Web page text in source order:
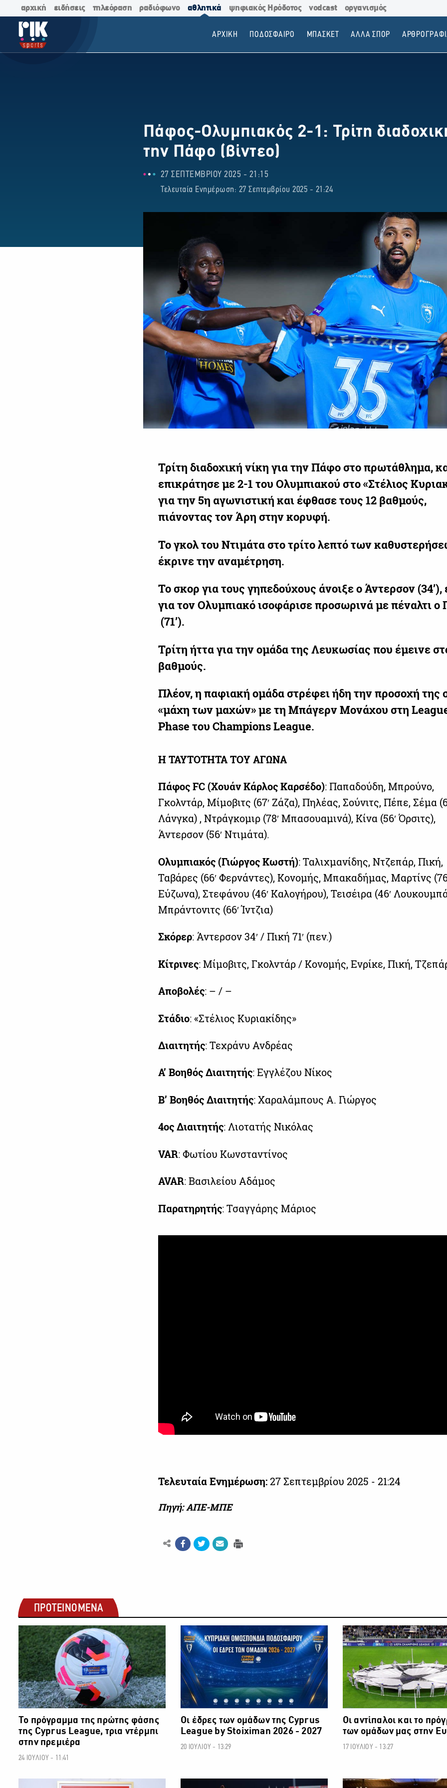
αρχική ειδήσεις τηλεόραση ραδιόφωνο αθλητικά ψηφιακός Ηρόδοτος vodcast οργανισμός
ΑΡΧΙΚΗ ΠΟΔΟΣΦΑΙΡΟ ΜΠΑΣΚΕΤ ΑΛΛΑ ΣΠΟΡ
Πάφος-Ολυμπιακός 2-1: Τρίτη
την Πάφο (βίντεο)
27 ΣΕΠΤΕΜΒΡΙΟΥ 2025 - 21:15
Τελευταία Ενημέρωση: 27 Σεπτεμβρίου 2025 - 21:24
Τρίτη διαδοχική νίκη για την Πάφο στο πρωτάθλημα,
επικράτησε με 2-1 του Ολυμπιακού στο «Στέλιος
για την 5η αγωνιστική και έφθασε τους 12 βαθμούς,
πιάνοντας τον Άρη στην κορυφή.
Το γκολ του Ντιμάτα στο τρίτο λεπτό των
έκρινε την αναμέτρηση.
Το σκορ για τους γηπεδούχους άνοιξε ο Άντερσον
για τον Ολυμπιακό ισοφάρισε προσωρινά με πέναλτι ο
(71’).
Τρίτη ήττα για την ομάδα της Λευκωσίας που έμεινε
βαθμούς.
Πλέον, η παφιακή ομάδα στρέφει ήδη την προσοχή της
«μάχη των μαχών» με τη Μπάγερν Μονάχου στη
Phase του Champions League.
Η ΤΑΥΤΟΤΗΤΑ ΤΟΥ ΑΓΩΝΑ
Πάφος FC (Χουάν Κάρλος Καρσέδο): Παπαδούδη, Μπρούνο,
Γκολντάρ, Μίμοβιτς (67′ Ζάζα), Πηλέας, Σούνιτς, Πέπε, Σέμα
Λάνγκα) , Ντράγκομιρ (78′ Μπασουαμινά), Κίνα (56′ Όρσιτς),
Άντερσον (56′ Ντιμάτα).
Ολυμπιακός (Γιώργος Κωστή): Ταλιχμανίδης, Ντζεπάρ, Πική,
Ταβάρες (66′ Φερνάντες), Κονομής, Μπακαδήμας, Μαρτίνς
Εύζωνα), Στεφάνου (46′ Καλογήρου), Τεισέιρα (46′
Μπράντονιτς (66′ Ίντζια)
Σκόρερ: Άντερσον 34′ / Πική 71′ (πεν.)
Κίτρινες: Μίμοβιτς, Γκολντάρ / Κονομής, Ενρίκε, Πική,
Αποβολές: – / –
Στάδιο: «Στέλιος Κυριακίδης»
Διαιτητής: Τεχράνυ Ανδρέας
Α’ Βοηθός Διαιτητής: Εγγλέζου Νίκος
Β’ Βοηθός Διαιτητής: Χαραλάμπους Α. Γιώργος
4ος Διαιτητής: Λιοτατής Νικόλας
VAR: Φωτίου Κωνσταντίνος
AVAR: Βασιλείου Αδάμος
Παρατηρητής: Τσαγγάρης Μάριος
Τελευταία Ενημέρωση:27 Σεπτεμβρίου 2025 - 21:24
Πηγή: ΑΠΕ-ΜΠΕ
ΠΡΟΤΕΙΝΟΜΕΝΑ
ΠΟΔΟΣΦΑΙΡΟ
Το πρόγραμμα της πρώτης φάσης
της Cyprus League, τρια ντέρμπι
στην πρεμιέρα
24 ΙΟΥΛΙΟΥ - 11:41
ΠΟΔΟΣΦΑΙΡΟ
Οι έδρες των ομάδων της Cyprus
League by Stoiximan 2026 - 2027
20 ΙΟΥΛΙΟΥ - 13:29
Οι αντίπαλοι και το
των ομάδων μας στην
17 ΙΟΥΛΙΟΥ - 13:27
ΠΟΔΟΣΦΑΙΡΟ